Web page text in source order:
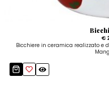
€
Bicchiere in ceramica realizzato e